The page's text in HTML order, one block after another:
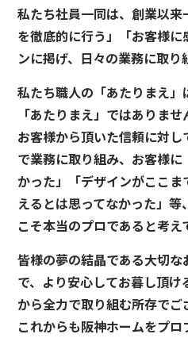
私たち社員一同は、創業以
を徹底的に行う」「お客様
ンに掲げ、日々の業務に取り
私たち職人の「あたりまえ
「あたりまえ」ではありませ
お客様から頂いた信頼に対
で業務に取り組み、お客様
かった」「デザインがここ
えるとは思ってなかった」
こそ本当のプロであると考え
皆様の夢の結晶である大切
で、より安心してお暮し頂
から全力で取り組む所存でご
これからも阪神ホームをプ